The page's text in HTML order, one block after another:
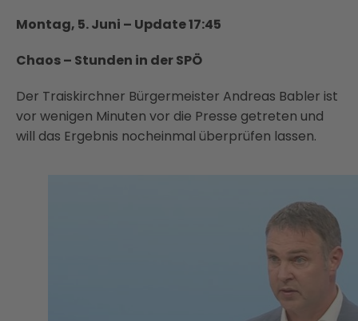
Montag, 5. Juni – Update 17:45
Chaos – Stunden in der SPÖ
Der Traiskirchner Bürgermeister Andreas Babler ist
vor wenigen Minuten vor die Presse getreten und
will das Ergebnis nocheinmal überprüfen lassen.